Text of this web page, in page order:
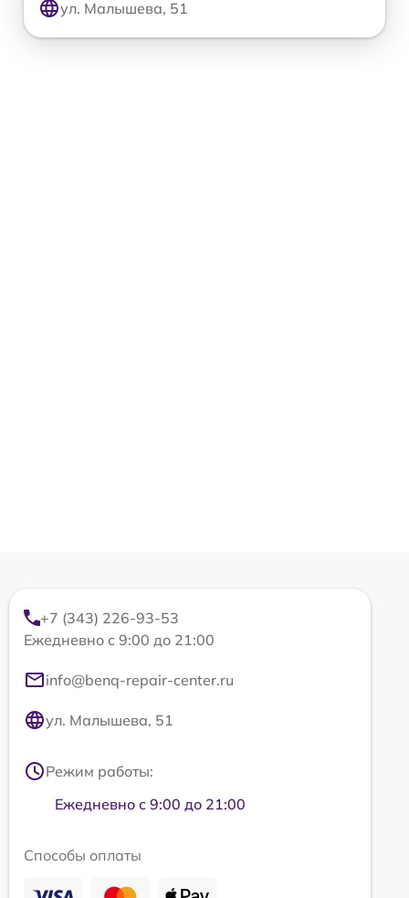
ул. Малышева, 51
+7 (343) 226-93-53
Ежедневно с 9:00 до 21:00
info@benq-repair-center.ru
ул. Малышева, 51
Режим работы:
Ежедневно с 9:00 до 21:00
Способы оплаты